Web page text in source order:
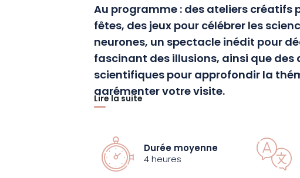
Au programme : des ateliers créatifs
fêtes, des jeux pour célébrer les
neurones, un spectacle inédit pour
fascinant des illusions, ainsi que
scientifiques pour approfondir la
agrémenter votre visite.
(re)découvrir : plongez dans l’univers
numérique, des mathématiques, et
Lire la suite
Durée moyenne
4 heures